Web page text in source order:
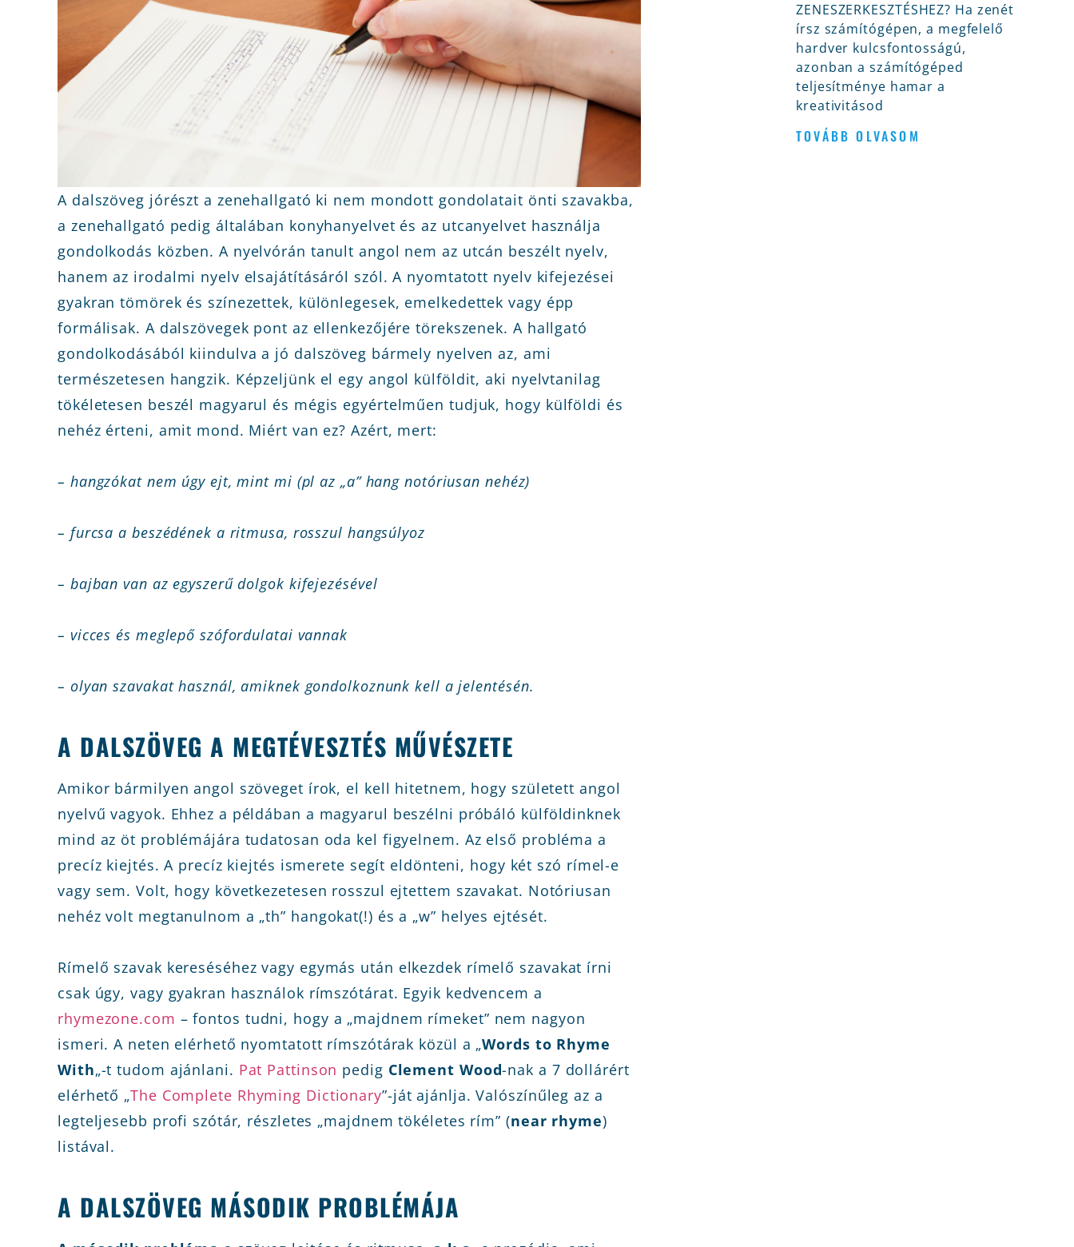
A dalszöveg jórészt a zenehallgató ki nem mondott gondolatait önti szavakba,
a zenehallgató pedig általában konyhanyelvet és az utcanyelvet használja
gondolkodás közben. A nyelvórán tanult angol nem az utcán beszélt nyelv,
hanem az irodalmi nyelv elsajátításáról szól. A nyomtatott nyelv kifejezései
gyakran tömörek és színezettek, különlegesek, emelkedettek vagy épp
formálisak. A dalszövegek pont az ellenkezőjére törekszenek. A hallgató
gondolkodásából kiindulva a jó dalszöveg bármely nyelven az, ami
természetesen hangzik. Képzeljünk el egy angol külföldit, aki nyelvtanilag
tökéletesen beszél magyarul és mégis egyértelműen tudjuk, hogy külföldi és
nehéz érteni, amit mond. Miért van ez? Azért, mert:
– hangzókat nem úgy ejt, mint mi (pl az „a” hang notóriusan nehéz)
– furcsa a beszédének a ritmusa, rosszul hangsúlyoz
– bajban van az egyszerű dolgok kifejezésével
– vicces és meglepő szófordulatai vannak
– olyan szavakat használ, amiknek gondolkoznunk kell a jelentésén.
A DALSZÖVEG A MEGTÉVESZTÉS MŰVÉSZETE
Amikor bármilyen angol szöveget írok, el kell hitetnem, hogy született angol
nyelvű vagyok. Ehhez a példában a magyarul beszélni próbáló külföldinknek
mind az öt problémájára tudatosan oda kel figyelnem. Az első probléma a
precíz kiejtés. A precíz kiejtés ismerete segít eldönteni, hogy két szó rímel-e
vagy sem. Volt, hogy következetesen rosszul ejtettem szavakat. Notóriusan
nehéz volt megtanulnom a „th” hangokat(!) és a „w” helyes ejtését.
Rímelő szavak kereséséhez vagy egymás után elkezdek rímelő szavakat írni
csak úgy, vagy gyakran használok rímszótárat. Egyik kedvencem a
rhymezone.com – fontos tudni, hogy a „majdnem rímeket” nem nagyon
ismeri. A neten elérhető nyomtatott rímszótárak közül a „Words to Rhyme
With„-t tudom ajánlani. Pat Pattinson pedig Clement Wood-nak a 7 dollárért
elérhető „The Complete Rhyming Dictionary”-ját ajánlja. Valószínűleg az a
legteljesebb profi szótár, részletes „majdnem tökéletes rím” (near rhyme)
listával.
A DALSZÖVEG MÁSODIK PROBLÉMÁJA
ZENESZERKESZTÉSHEZ? Ha zenét
írsz számítógépen, a megfelelő
hardver kulcsfontosságú,
azonban a számítógéped
teljesítménye hamar a
kreativitásod
TOVÁBB OLVASOM